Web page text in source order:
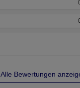
Alle Bewertungen